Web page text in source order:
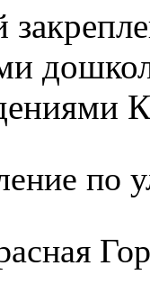
по